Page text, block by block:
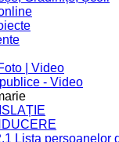
| Video
- Video
Lista persoanelor